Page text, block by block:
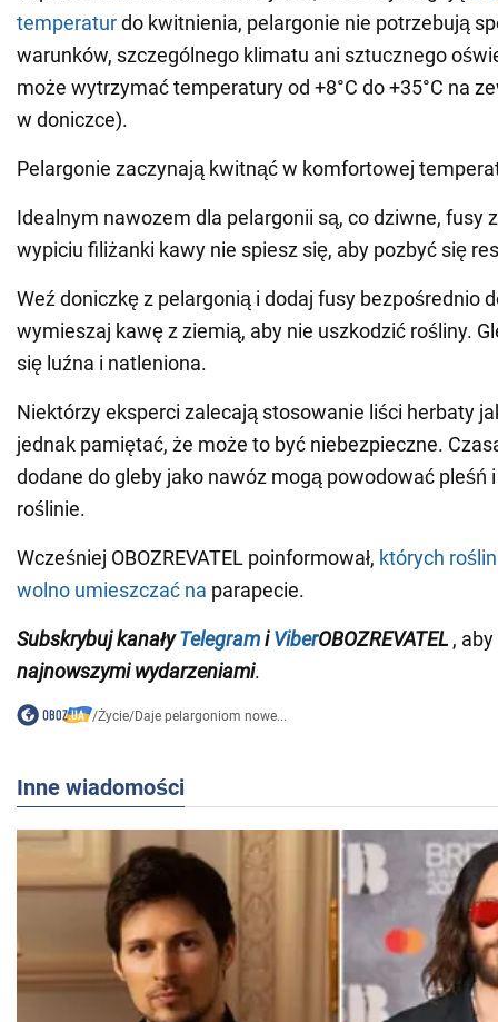
temperaturdo kwitnienia, pelargonie nie potrzebują
warunków, szczególnego klimatu ani sztucznego
może wytrzymać temperatury od +8°C do +35°C na
w doniczce).
Pelargonie zaczynają kwitnąć w komfortowej
Idealnym nawozem dla pelargonii są, co dziwne, fusy
wypiciu filiżanki kawy nie spiesz się, aby pozbyć się
Weź doniczkę z pelargonią i dodaj fusy bezpośrednio
wymieszaj kawę z ziemią, aby nie uszkodzić rośliny.
się luźna i natleniona.
Niektórzy eksperci zalecają stosowanie liści herbaty
jednak pamiętać, że może to być niebezpieczne.
dodane do gleby jako nawóz mogą powodować pleśń
roślinie.
Wcześniej OBOZREVATEL poinformował, których
wolno umieszczać na parapecie.
Subskrybuj kanałyTelegramiViberOBOZREVATEL ,
najnowszymi wydarzeniami.
/Życie/Daje pelargoniom nowe...
Inne wiadomości